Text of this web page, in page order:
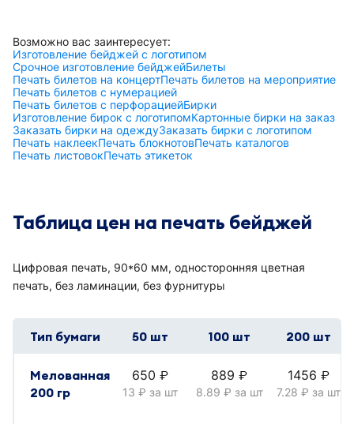
Возможно вас заинтересует:
Изготовление бейджей с логотипом
Срочное изготовление бейджейБилеты
Печать билетов на концертПечать билетов на мероприятие
Печать билетов с нумерацией
Печать билетов с перфорациейБирки
Изготовление бирок с логотипомКартонные бирки на заказ
Заказать бирки на одеждуЗаказать бирки с логотипом
Печать наклеекПечать блокнотовПечать каталогов
Печать листовокПечать этикеток
Таблица цен на печать бейджей
Цифровая печать, 90*60 мм, односторонняя цветная
печать, без ламинации, без фурнитуры
Тип бумаги 50 шт 100 шт 200 шт
Мелованная
200 гр
650 руб.
13 руб. за шт
889 руб.
8.89 руб. за шт
1456 руб.
7.28 руб. за шт